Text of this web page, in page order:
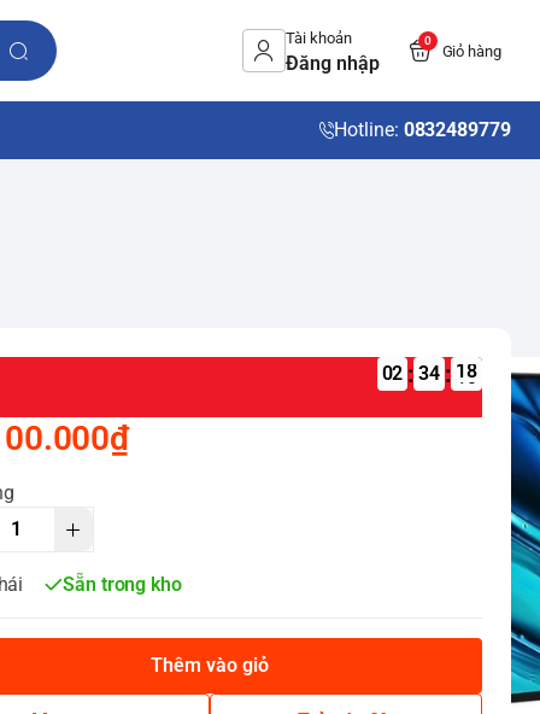
Tài khoản
Đăng nhập
0
Giỏ hàng
Hotline: 0832489779
02 : :
Sẵn trong kho
Thêm vào giỏ